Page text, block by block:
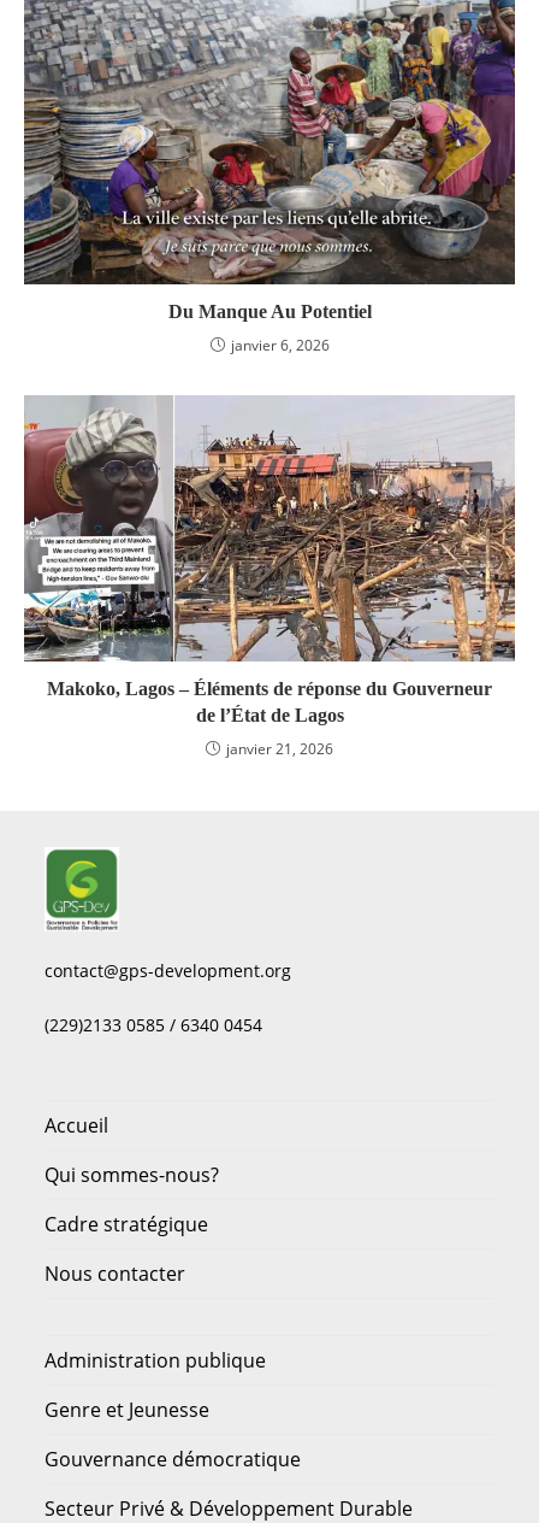
Du Manque Au Potentiel
janvier 6, 2026
Makoko, Lagos – Éléments de réponse du Gouverneur
de l’État de Lagos
janvier 21, 2026
contact@gps-development.org
(229)2133 0585 / 6340 0454
Accueil
Qui sommes-nous?
Cadre stratégique
Nous contacter
Administration publique
Genre et Jeunesse
Gouvernance démocratique
Secteur Privé & Développement Durable